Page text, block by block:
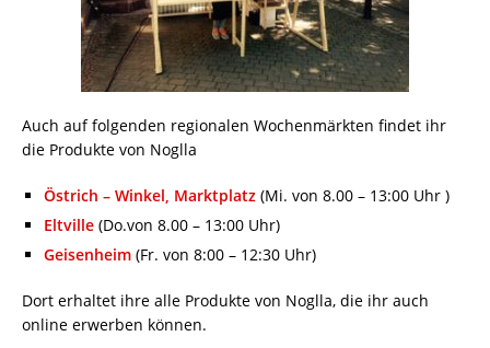
Auch auf folgenden regionalen Wochenmärkten findet ihr
die Produkte von Noglla
Östrich – Winkel, Marktplatz (Mi. von 8.00 – 13:00 Uhr )
Eltville (Do.von 8.00 – 13:00 Uhr)
Geisenheim (Fr. von 8:00 – 12:30 Uhr)
Dort erhaltet ihre alle Produkte von Noglla, die ihr auch
online erwerben können.